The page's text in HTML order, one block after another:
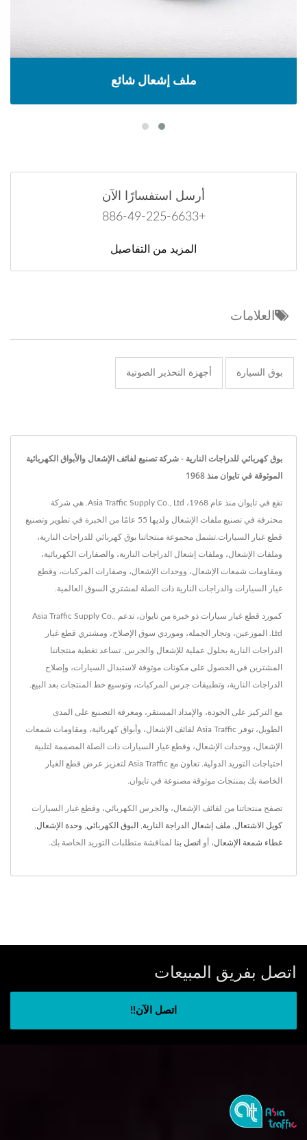
ملف إشعال شائع
أرسل استفسارًا الآن
+886-49-225-6633
المزيد من التفاصيل
العلامات
بوق السيارة أجهزة التحذير الصوتية
بوق كهربائي للدراجات النارية - شركة تصنيع لفائف الإشعال والأبواق الكهربائية
الموثوقة في تايوان منذ 1968
تقع في تايوان منذ عام 1968، Asia Traffic Supply Co., Ltd. هي شركة
محترفة في تصنيع ملفات الإشعال ولديها 55 عامًا من الخبرة في تطوير وتصنيع
قطع غيار السيارات.تشمل مجموعة منتجاتنا بوق كهربائي للدراجات النارية،
وملفات الإشعال، وملفات إشعال الدراجات النارية، والصفارات الكهربائية،
ومقاومات شمعات الإشعال، ووحدات الإشعال، وصفارات المركبات، وقطع
غيار السيارات والدراجات النارية ذات الصلة لمشتري السوق العالمية.
كمورد قطع غيار سيارات ذو خبرة من تايوان، تدعم Asia Traffic Supply Co.,
Ltd. الموزعين، وتجار الجملة، وموردي سوق الإصلاح، ومشتري قطع غيار
الدراجات النارية بحلول عملية للإشعال والجرس. تساعد تغطية منتجاتنا
المشترين في الحصول على مكونات موثوقة لاستبدال السيارات، وإصلاح
الدراجات النارية، وتطبيقات جرس المركبات، وتوسيع خط المنتجات بعد البيع.
مع التركيز على الجودة، والإمداد المستقر، ومعرفة التصنيع على المدى
الطويل، توفر Asia Traffic لفائف الإشعال، وأبواق كهربائية، ومقاومات شمعات
الإشعال، ووحدات الإشعال، وقطع غيار السيارات ذات الصلة المصممة لتلبية
احتياجات التوريد الدولية. تعاون مع Asia Traffic لتعزيز عرض قطع الغيار
الخاصة بك بمنتجات موثوقة مصنوعة في تايوان.
تصفح منتجاتنا من لفائف الإشعال، والجرس الكهربائي، وقطع غيار السيارات
كويل الاشتعال ملف إشعال الدراجة النارية البوق الكهربائي وحدة الإشعال
غطاء شمعة الإشعال، أو اتصل بنا لمناقشة متطلبات التوريد الخاصة بك.
اتصل بفريق المبيعات
اتصل الآن!!